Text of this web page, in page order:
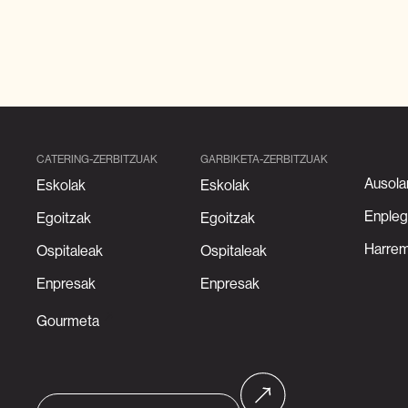
CATERING-ZERBITZUAK
Eskolak
Egoitzak
Ospitaleak
Enpresak
Gourmeta
GARBIKETA-ZERBITZUAK
Eskolak
Egoitzak
Ospitaleak
Enpresak